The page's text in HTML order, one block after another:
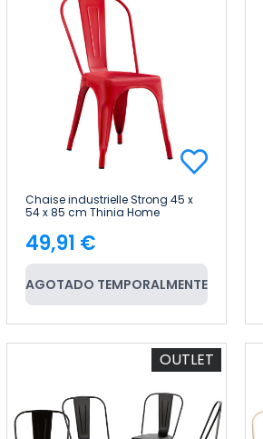
Chaise industrielle Strong 45 x
54 x 85 cm Thinia Home
Price
49,91 €
AGOTADO TEMPORALMENTE
OUTLET